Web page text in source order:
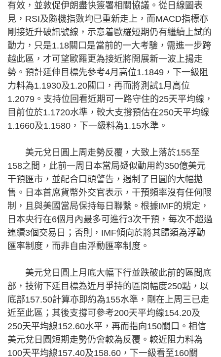
有效，並敦促伊朗盡快簽署相關協議。從日線圖表
見，RSI及隨機指數均已重新走上，而MACD指標亦
剛接近升破訊號線，示意着歐羅短期仍有繼續上試的
動力，只是1.18關口是當前的一大考驗，需進一步跨
越此區，才可望歐羅更為接近將開展新一波上揚走
勢。預計延伸目標先參考4月高位1.1849，下一級阻
力料為1.1930及1.20關口，再而將測試1月高位
1.2079。支持位回看近期可一路守住的25天平均線，
目前位於1.1720水準，較大支撐預估在250天平均線
1.1660及1.1580，下一級料為1.15水準。
美元兌日圓上周走勢反覆，大致上落於155至
158之間，此前一周日本當局疑似動用約350億美元
干預匯市，並配合口頭警告，遏制了日圓的大幅拋
售。日本首席貨幣外交官表示，干預頻率沒有任何限
制，且與美國當局保持每日聯繫。根據IMF的規定，
日本央行在6個月內最多可進行3次干預，每次不超過
連續3個交易日；否則，IMF傾向於將其歸類為浮動
匯率制度，而非自由浮動匯率制度。
美元兌日圓上月底大幅下行並跌破此前的區間底
部，技術下延目標為近月爭持的區間幅度250點，以
底部157.50計算亦即約為155水準，剛在上周三已走
近至此區；其後支撐可參考200天平均線154.20及
250天平均線152.60水平，再而指向150關口。相信
美元兌日圓短期走勢仍會較為反覆。較近阻力料為
100天平均線157.40及158.60，下一級看至160關